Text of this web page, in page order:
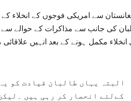
سے امریکی فوجوں کے انخلاء
انخلاء مکمل ہونے کے بعد انہیں
البتہ یہاں طالبان قیادت کو
کےلئے انحصار کر رہی ہیں